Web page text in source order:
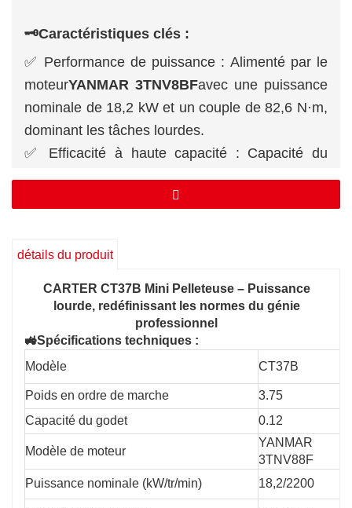
🗝️Caractéristiques clés :
✅ Performance de puissance : Alimenté par le
moteurYANMAR 3TNV8BFavec une puissance
nominale de 18,2 kW et un couple de 82,6 N·m,
dominant les tâches lourdes.
✅ Efficacité à haute capacité : Capacité du
godet de 0,12 m³ + débit hydraulique de 88
L/min, augmentant la productivité de 40 %.
creusement de 3105 mm pour les terrains
difficiles.
✅ Adaptabilité tout-terrain : Capacité de montée
de 58 % + garde au sol de 295 mm, conquérant
la boue, les pentes et les terrains accidentés.
✅ Autonomie prolongée : Réservoir de
carburant de 50 L + réservoir hydraulique de 40
L pour un fonctionnement ininterrompu toute la
journée.
détails du produit
CARTER CT37B Mini Pelleteuse – Puissance
lourde, redéfinissant les normes du génie
professionnel
🚜Spécifications techniques :
Modèle
CT37B
Poids en ordre de marche
3.75
Capacité du godet
0.12
Modèle de moteur
YANMAR
3TNV88F
Puissance nominale (kW/tr/min)
18,2/2200